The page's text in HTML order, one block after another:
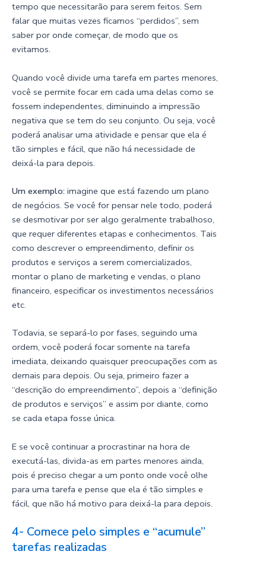
tempo que necessitarão para serem feitos. Sem
falar que muitas vezes ficamos “perdidos”, sem
saber por onde começar, de modo que os
evitamos.
Quando você divide uma tarefa em partes menores,
você se permite focar em cada uma delas como se
fossem independentes, diminuindo a impressão
negativa que se tem do seu conjunto. Ou seja, você
poderá analisar uma atividade e pensar que ela é
tão simples e fácil, que não há necessidade de
deixá-la para depois.
Um exemplo: imagine que está fazendo um plano
de negócios. Se você for pensar nele todo, poderá
se desmotivar por ser algo geralmente trabalhoso,
que requer diferentes etapas e conhecimentos. Tais
como descrever o empreendimento, definir os
produtos e serviços a serem comercializados,
montar o plano de marketing e vendas, o plano
financeiro, especificar os investimentos necessários
etc.
Todavia, se separá-lo por fases, seguindo uma
ordem, você poderá focar somente na tarefa
imediata, deixando quaisquer preocupações com as
demais para depois. Ou seja, primeiro fazer a
“descrição do empreendimento”, depois a “definição
de produtos e serviços” e assim por diante, como
se cada etapa fosse única.
E se você continuar a procrastinar na hora de
executá-las, divida-as em partes menores ainda,
pois é preciso chegar a um ponto onde você olhe
para uma tarefa e pense que ela é tão simples e
fácil, que não há motivo para deixá-la para depois.
4- Comece pelo simples e “acumule”
tarefas realizadas